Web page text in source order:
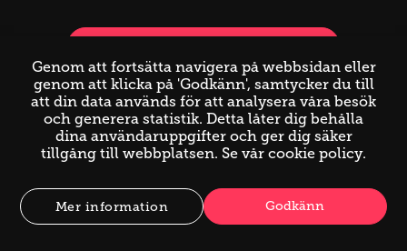
Har du redan en profil?Klicka här för att logga in
Genom att fortsätta navigera på webbsidan eller
genom att klicka på 'Godkänn', samtycker du till
att din data används för att analysera våra besök
och generera statistik. Detta låter dig behålla
dina användaruppgifter och ger dig säker
tillgång till webbplatsen. Se vår cookie policy.
Godkänn
Mer information